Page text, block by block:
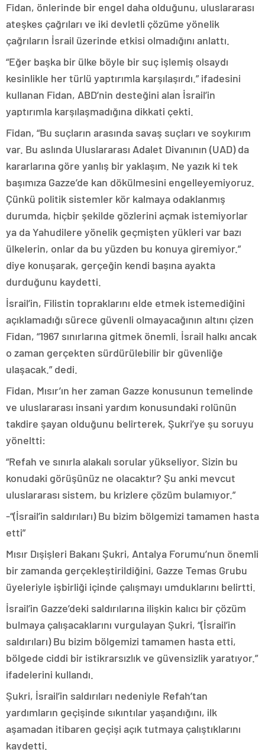
Fidan, önlerinde bir engel daha olduğunu, uluslararası
ateşkes çağrıları ve iki devletli çözüme yönelik
çağrıların İsrail üzerinde etkisi olmadığını anlattı.
“Eğer başka bir ülke böyle bir suç işlemiş olsaydı
kesinlikle her türlü yaptırımla karşılaşırdı.” ifadesini
kullanan Fidan, ABD’nin desteğini alan İsrail’in
yaptırımla karşılaşmadığına dikkati çekti.
Fidan, “Bu suçların arasında savaş suçları ve soykırım
var. Bu aslında Uluslararası Adalet Divanının (UAD) da
kararlarına göre yanlış bir yaklaşım. Ne yazık ki tek
başımıza Gazze’de kan dökülmesini engelleyemiyoruz.
Çünkü politik sistemler kör kalmaya odaklanmış
durumda, hiçbir şekilde gözlerini açmak istemiyorlar
ya da Yahudilere yönelik geçmişten yükleri var bazı
ülkelerin, onlar da bu yüzden bu konuya giremiyor.”
diye konuşarak, gerçeğin kendi başına ayakta
durduğunu kaydetti.
İsrail’in, Filistin topraklarını elde etmek istemediğini
açıklamadığı sürece güvenli olmayacağının altını çizen
Fidan, “1967 sınırlarına gitmek önemli. İsrail halkı ancak
o zaman gerçekten sürdürülebilir bir güvenliğe
ulaşacak.” dedi.
Fidan, Mısır’ın her zaman Gazze konusunun temelinde
ve uluslararası insani yardım konusundaki rolünün
takdire şayan olduğunu belirterek, Şukri’ye şu soruyu
yöneltti:
“Refah ve sınırla alakalı sorular yükseliyor. Sizin bu
konudaki görüşünüz ne olacaktır? Şu anki mevcut
uluslararası sistem, bu krizlere çözüm bulamıyor.”
-“(İsrail’in saldırıları) Bu bizim bölgemizi tamamen hasta
etti”
Mısır Dışişleri Bakanı Şukri, Antalya Forumu’nun önemli
bir zamanda gerçekleştirildiğini, Gazze Temas Grubu
üyeleriyle işbirliği içinde çalışmayı umduklarını belirtti.
İsrail’in Gazze’deki saldırılarına ilişkin kalıcı bir çözüm
bulmaya çalışacaklarını vurgulayan Şukri, “(İsrail’in
saldırıları) Bu bizim bölgemizi tamamen hasta etti,
bölgede ciddi bir istikrarsızlık ve güvensizlik yaratıyor.”
ifadelerini kullandı.
Şukri, İsrail’in saldırıları nedeniyle Refah’tan
yardımların geçişinde sıkıntılar yaşandığını, ilk
aşamadan itibaren geçişi açık tutmaya çalıştıklarını
kaydetti.